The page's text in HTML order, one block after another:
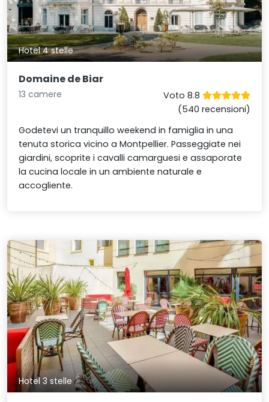
Hotel 4 stelle
Domaine de Biar
13 camere
Voto 8.8
(540 recensioni)
Godetevi un tranquillo weekend in famiglia in una
tenuta storica vicino a Montpellier. Passeggiate nei
giardini, scoprite i cavalli camarguesi e assaporate
la cucina locale in un ambiente naturale e
accogliente.
Hotel 3 stelle